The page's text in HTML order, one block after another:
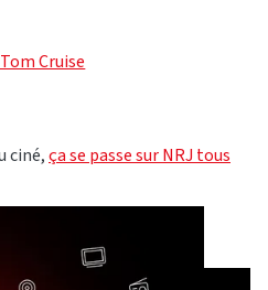
Cruise
ciné,ça se passe sur NRJ tous